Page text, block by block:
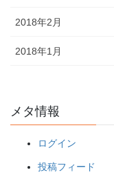
2018年2月
2018年1月
メタ情報
ログイン
投稿フィード